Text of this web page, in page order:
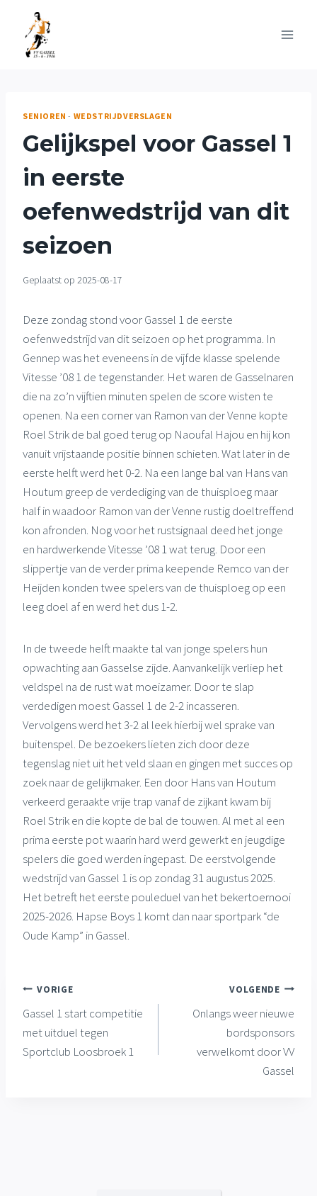
Doorgaan
inhoud
SENIOREN - WEDSTRIJDVERSLAGEN
Gelijkspel voor Gassel 1
in eerste
oefenwedstrijd van dit
seizoen
Geplaatst op 2025-08-17
Deze zondag stond voor Gassel 1 de eerste
oefenwedstrijd van dit seizoen op het programma. In
Gennep was het eveneens in de vijfde klasse spelende
Vitesse ’08 1 de tegenstander. Het waren de Gasselnaren
die na zo’n vijftien minuten spelen de score wisten te
openen. Na een corner van Ramon van der Venne kopte
Roel Strik de bal goed terug op Naoufal Hajou en hij kon
vanuit vrijstaande positie binnen schieten. Wat later in de
eerste helft werd het 0-2. Na een lange bal van Hans van
Houtum greep de verdediging van de thuisploeg maar
half in waadoor Ramon van der Venne rustig doeltreffend
kon afronden. Nog voor het rustsignaal deed het jonge
en hardwerkende Vitesse ’08 1 wat terug. Door een
slippertje van de verder prima keepende Remco van der
Heijden konden twee spelers van de thuisploeg op een
leeg doel af en werd het dus 1-2.
In de tweede helft maakte tal van jonge spelers hun
opwachting aan Gasselse zijde. Aanvankelijk verliep het
veldspel na de rust wat moeizamer. Door te slap
verdedigen moest Gassel 1 de 2-2 incasseren.
Vervolgens werd het 3-2 al leek hierbij wel sprake van
buitenspel. De bezoekers lieten zich door deze
tegenslag niet uit het veld slaan en gingen met succes op
zoek naar de gelijkmaker. Een door Hans van Houtum
verkeerd geraakte vrije trap vanaf de zijkant kwam bij
Roel Strik en die kopte de bal de touwen. Al met al een
prima eerste pot waarin hard werd gewerkt en jeugdige
spelers die goed werden ingepast. De eerstvolgende
wedstrijd van Gassel 1 is op zondag 31 augustus 2025.
Het betreft het eerste pouleduel van het bekertoernooi
2025-2026. Hapse Boys 1 komt dan naar sportpark “de
Oude Kamp” in Gassel.
Bericht
navigatie
VORIGE
Gassel 1 start competitie
met uitduel tegen
Sportclub Loosbroek 1
VOLGENDE
Onlangs weer nieuwe
bordsponsors
verwelkomt door VV
Gassel